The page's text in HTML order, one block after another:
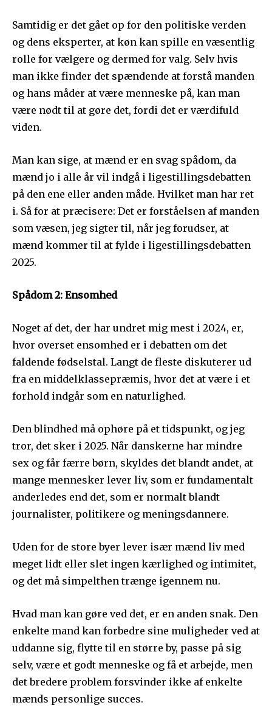
Samtidig er det gået op for den politiske verden
og dens eksperter, at køn kan spille en væsentlig
rolle for vælgere og dermed for valg. Selv hvis
man ikke finder det spændende at forstå manden
og hans måder at være menneske på, kan man
være nødt til at gøre det, fordi det er værdifuld
viden.
Man kan sige, at mænd er en svag spådom, da
mænd jo i alle år vil indgå i ligestillingsdebatten
på den ene eller anden måde. Hvilket man har ret
i. Så for at præcisere: Det er forståelsen af manden
som væsen, jeg sigter til, når jeg forudser, at
mænd kommer til at fylde i ligestillingsdebatten
2025.
Spådom 2: Ensomhed
Noget af det, der har undret mig mest i 2024, er,
hvor overset ensomhed er i debatten om det
faldende fødselstal. Langt de fleste diskuterer ud
fra en middelklassepræmis, hvor det at være i et
forhold indgår som en naturlighed.
Den blindhed må ophøre på et tidspunkt, og jeg
tror, det sker i 2025. Når danskerne har mindre
sex og får færre børn, skyldes det blandt andet, at
mange mennesker lever liv, som er fundamentalt
anderledes end det, som er normalt blandt
journalister, politikere og meningsdannere.
Uden for de store byer lever især mænd liv med
meget lidt eller slet ingen kærlighed og intimitet,
og det må simpelthen trænge igennem nu.
Hvad man kan gøre ved det, er en anden snak. Den
enkelte mand kan forbedre sine muligheder ved at
uddanne sig, flytte til en større by, passe på sig
selv, være et godt menneske og få et arbejde, men
det bredere problem forsvinder ikke af enkelte
mænds personlige succes.